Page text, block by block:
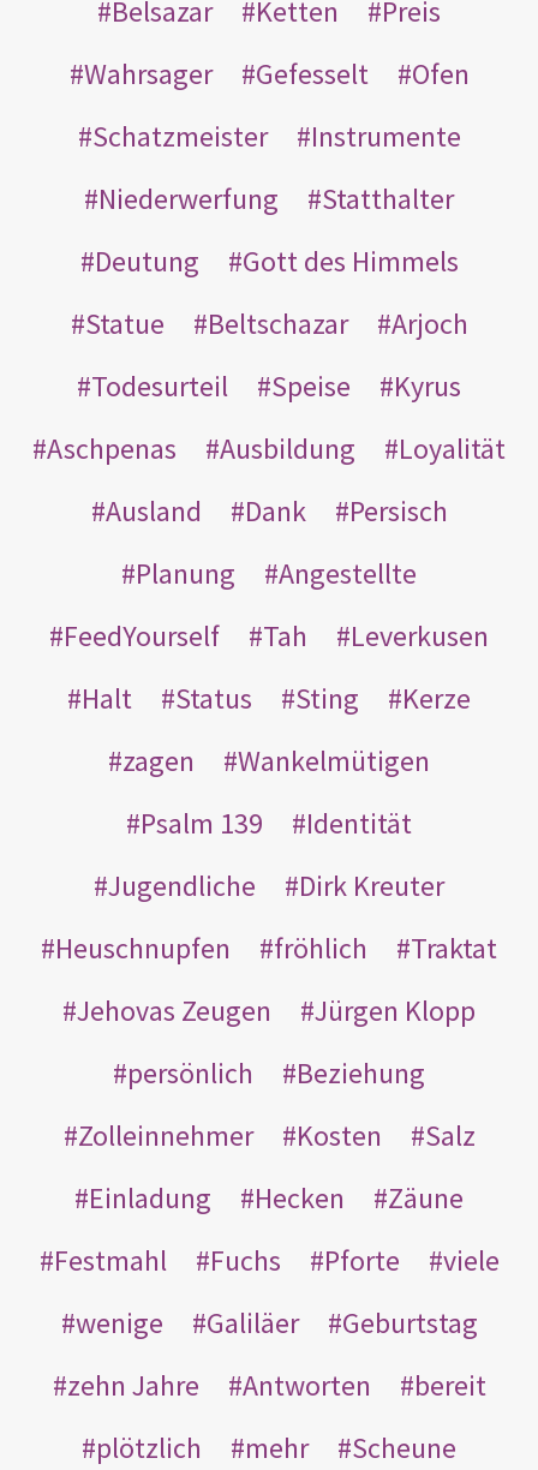
Belsazar
Ketten
Preis
Wahrsager
Gefesselt
Ofen
Schatzmeister
Instrumente
Niederwerfung
Statthalter
Deutung
Gott des Himmels
Statue
Beltschazar
Arjoch
Todesurteil
Speise
Kyrus
Aschpenas
Ausbildung
Loyalität
Ausland
Dank
Persisch
Planung
Angestellte
FeedYourself
Tah
Leverkusen
Halt
Status Sting
Kerze
zagen
Wankelmütigen
Psalm 139
Identität
Jugendliche
Dirk Kreuter
Heuschnupfen
fröhlich
Traktat
Jehovas Zeugen
Jürgen Klopp
persönlich
Beziehung
Zolleinnehmer
Kosten
Salz
Einladung
Hecken
Zäune
Festmahl
Fuchs Pforte
viele
wenige
Galiläer
Geburtstag
zehn Jahre
Antworten
bereit
plötzlich
mehr Scheune